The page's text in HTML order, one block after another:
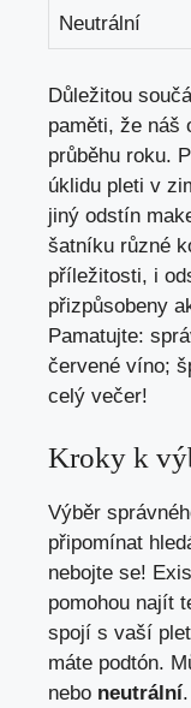
Neutrální
Důležitou
paměti, že náš
průběhu roku.
úklidu pleti v
jiný odstín
šatníku různé
příležitosti, i
přizpůsobeny
Pamatujte:
červené víno;
celý večer!
Kroky k
Výběr
připomínat
nebojte se!
pomohou najít
spojí s vaší
máte podtón.
nebo neutrální